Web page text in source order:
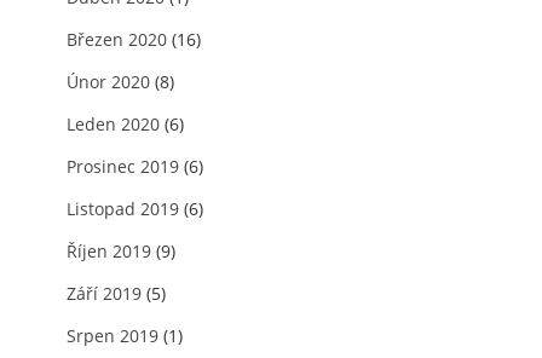
Březen 2020 (16)
Únor 2020 (8)
Leden 2020 (6)
Prosinec 2019 (6)
Listopad 2019 (6)
Říjen 2019 (9)
Září 2019 (5)
Srpen 2019 (1)